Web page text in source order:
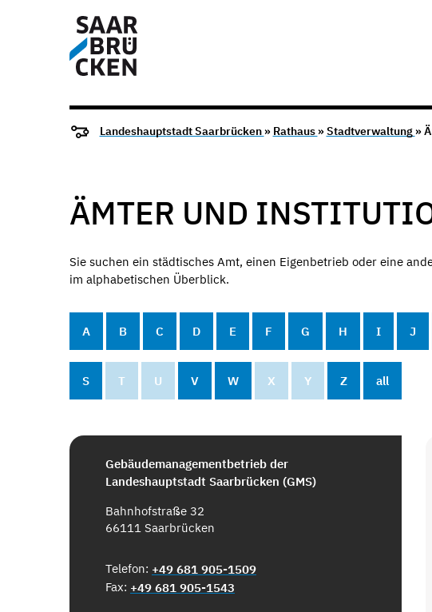
Landeshauptstadt Saarbrücken » Rathaus »Stadtverwaltung »
ÄMTER UND
Sie suchen ein städtisches Amt, einen Eigenbetrieb oder eine
im alphabetischen Überblick.
A B C D E F G H I J
S T U V W X Y Z all
Gebäudemanagementbetrieb der
Landeshauptstadt Saarbrücken (GMS)
Bahnhofstraße 32
66111 Saarbrücken
Telefon: +49 681 905-1509
Fax: +49 681 905-1543